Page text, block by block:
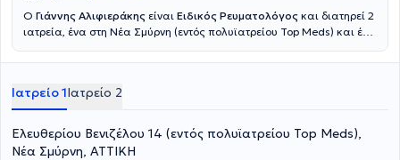
Ο Γιάννης Αλιφιεράκης είναι Ειδικός Ρευματολόγος και διατηρεί 2
ιατρεία, ένα στη Νέα Σμύρνη (εντός πολυϊατρείου Top Meds) και ένα
σπουδές του στην Ιατρική σχολή του Πανεπιστημίου "La Sapienza"
κλινικές της Γερμανίας, στο Rheumazentrum Ruhgrgebiet στο Χέρνε,
διδακτικού κέντρου του Πανεπιστημίου Μπόχουμ, καθώς και στη
ρευματολογική κλινική του Immanuel Krankenhaus, διδακτικού
κέντρου της ιατρικής σχολής Charit
στο Βερολίνο. To τελευταίο
Ιατρείο 1Ιατρείο 2
Ελευθερίου Βενιζέλου 14 (εντός πολυϊατρείου Top Meds),
Νέα Σμύρνη, ΑΤΤΙΚΗ